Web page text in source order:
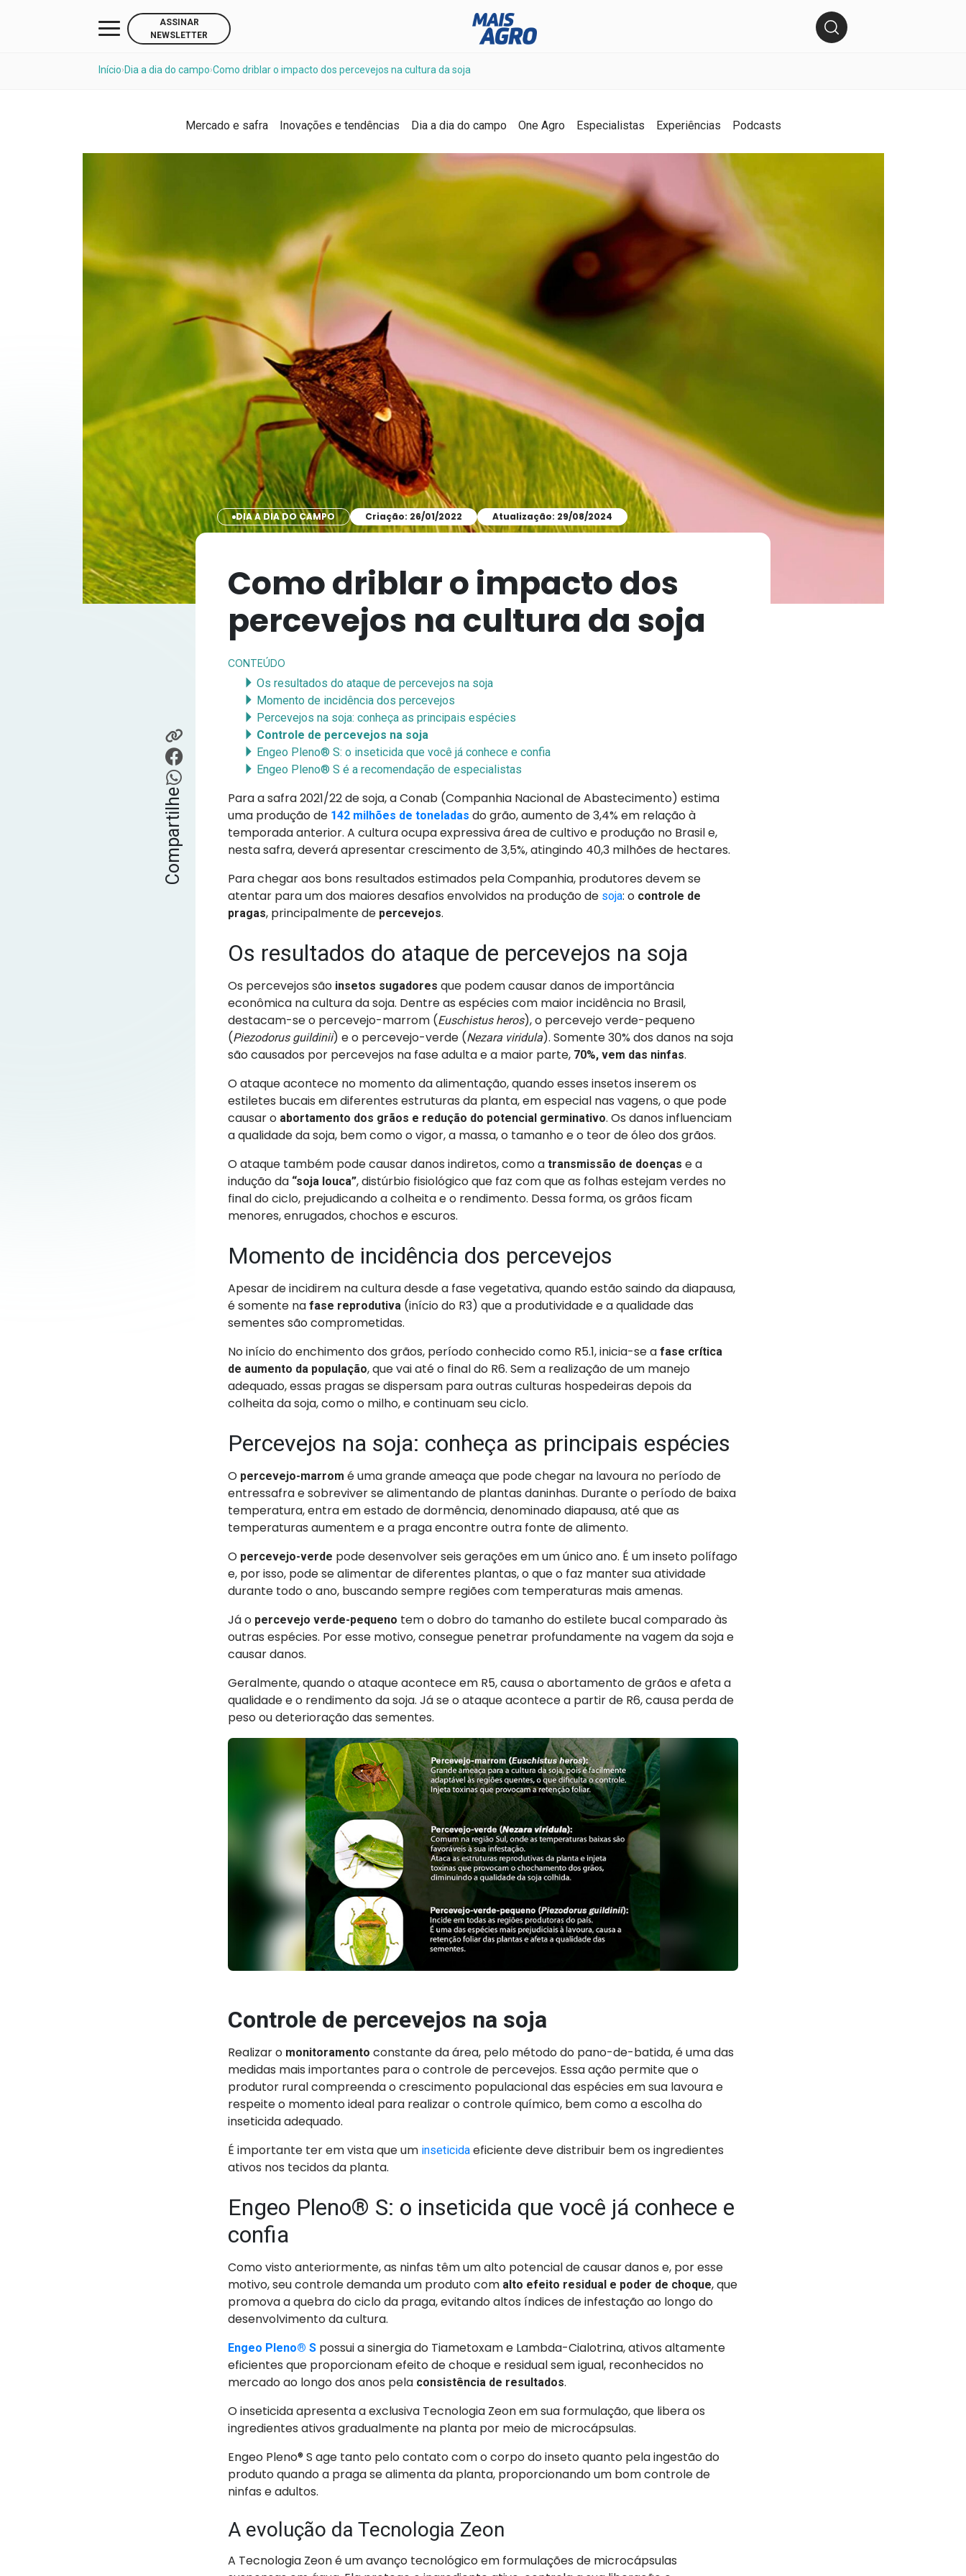
ASSINAR
NEWSLETTER
Início› Dia a dia do campo›Como driblar o impacto dos percevejos na cultura da soja
Mercado e safra Inovações e tendências Dia a dia do campo One Agro Especialistas Experiências Podcasts
DIA A DIA DO CAMPO Criação: 26/01/2022 Atualização: 29/08/2024
Compartilhe
Como driblar o impacto dos
percevejos na cultura da soja
CONTEÚDO
Os resultados do ataque de percevejos na soja
Momento de incidência dos percevejos
Percevejos na soja: conheça as principais espécies
Controle de percevejos na soja
Engeo Pleno® S: o inseticida que você já conhece e confia
Engeo Pleno® S é a recomendação de especialistas
Para a safra 2021/22 de soja, a Conab (Companhia Nacional de Abastecimento) estima
uma produção de 142 milhões de toneladas do grão, aumento de 3,4% em relação à
temporada anterior. A cultura ocupa expressiva área de cultivo e produção no Brasil e,
nesta safra, deverá apresentar crescimento de 3,5%, atingindo 40,3 milhões de hectares.
Para chegar aos bons resultados estimados pela Companhia, produtores devem se
atentar para um dos maiores desafios envolvidos na produção de soja: o controle de
pragas, principalmente de percevejos.
Os resultados do ataque de percevejos na soja
Os percevejos são insetos sugadores que podem causar danos de importância
econômica na cultura da soja. Dentre as espécies com maior incidência no Brasil,
destacam-se o percevejo-marrom (Euschistus heros), o percevejo verde-pequeno
(Piezodorus guildinii) e o percevejo-verde (Nezara viridula). Somente 30% dos danos na soja
são causados por percevejos na fase adulta e a maior parte,70%, vem das ninfas.
O ataque acontece no momento da alimentação, quando esses insetos inserem os
estiletes bucais em diferentes estruturas da planta, em especial nas vagens, o que pode
causar oabortamento dos grãos e redução do potencial germinativo. Os danos influenciam
a qualidade da soja, bem como o vigor, a massa, o tamanho e o teor de óleo dos grãos.
O ataque também pode causar danos indiretos, como a transmissão de doenças e a
indução da “soja louca”, distúrbio fisiológico que faz com que as folhas estejam verdes no
final do ciclo, prejudicando a colheita e o rendimento. Dessa forma, os grãos ficam
menores, enrugados, chochos e escuros.
Momento de incidência dos percevejos
Apesar de incidirem na cultura desde a fase vegetativa, quando estão saindo da diapausa,
é somente nafase reprodutiva(início do R3) que a produtividade e a qualidade das
sementes são comprometidas.
No início do enchimento dos grãos, período conhecido como R5.1, inicia-se a fase crítica
de aumento da população, que vai até o final do R6. Sem a realização de um manejo
adequado, essas pragas se dispersam para outras culturas hospedeiras depois da
colheita da soja, como o milho, e continuam seu ciclo.
Percevejos na soja: conheça as principais espécies
O percevejo-marrom é uma grande ameaça que pode chegar na lavoura no período de
entressafra e sobreviver se alimentando de plantas daninhas. Durante o período de baixa
temperatura, entra em estado de dormência, denominado diapausa, até que as
temperaturas aumentem e a praga encontre outra fonte de alimento.
O percevejo-verde pode desenvolver seis gerações em um único ano. É um inseto polífago
e, por isso, pode se alimentar de diferentes plantas, o que o faz manter sua atividade
durante todo o ano, buscando sempre regiões com temperaturas mais amenas.
Já o percevejo verde-pequeno tem o dobro do tamanho do estilete bucal comparado às
outras espécies. Por esse motivo, consegue penetrar profundamente na vagem da soja e
causar danos.
Geralmente, quando o ataque acontece em R5, causa o abortamento de grãos e afeta a
qualidade e o rendimento da soja. Já se o ataque acontece a partir de R6, causa perda de
peso ou deterioração das sementes.
Controle de percevejos na soja
Realizar o monitoramento constante da área, pelo método do pano-de-batida, é uma das
medidas mais importantes para o controle de percevejos. Essa ação permite que o
produtor rural compreenda o crescimento populacional das espécies em sua lavoura e
respeite o momento ideal para realizar o controle químico, bem como a escolha do
inseticida adequado.
É importante ter em vista que um inseticidaeficiente deve distribuir bem os ingredientes
ativos nos tecidos da planta.
Engeo Pleno® S: o inseticida que você já conhece e
confia
Como visto anteriormente, as ninfas têm um alto potencial de causar danos e, por esse
motivo, seu controle demanda um produto com alto efeito residual e poder de choque, que
promova a quebra do ciclo da praga, evitando altos índices de infestação ao longo do
desenvolvimento da cultura.
Engeo Pleno® Spossui a sinergia do Tiametoxam e Lambda-Cialotrina, ativos altamente
eficientes que proporcionam efeito de choque e residual sem igual, reconhecidos no
mercado ao longo dos anos pela consistência de resultados.
O inseticida apresenta a exclusiva Tecnologia Zeon em sua formulação, que libera os
ingredientes ativos gradualmente na planta por meio de microcápsulas.
Engeo Pleno® S age tanto pelo contato com o corpo do inseto quanto pela ingestão do
produto quando a praga se alimenta da planta, proporcionando um bom controle de
ninfas e adultos.
A evolução da Tecnologia Zeon
A Tecnologia Zeon é um avanço tecnológico em formulações de microcápsulas